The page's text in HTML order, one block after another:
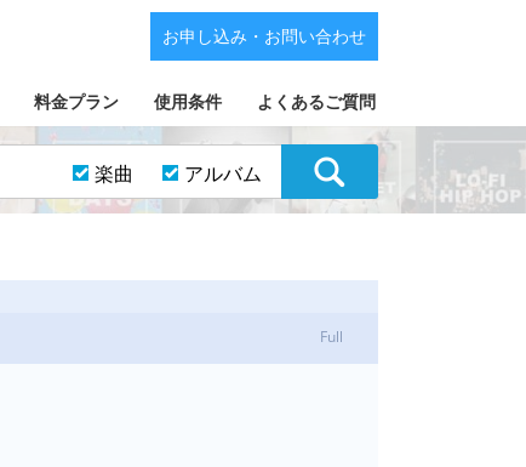
料金プラン 使用条件 よくあるご質問
お申し込み・お問い合わせ
楽曲 アルバム
Full